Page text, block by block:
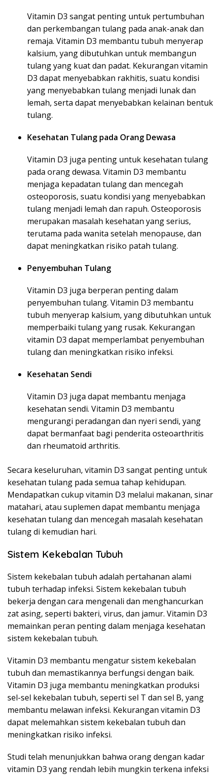
Vitamin D3 sangat penting untuk pertumbuhan
dan perkembangan tulang pada anak-anak dan
remaja. Vitamin D3 membantu tubuh menyerap
kalsium, yang dibutuhkan untuk membangun
tulang yang kuat dan padat. Kekurangan vitamin
D3 dapat menyebabkan rakhitis, suatu kondisi
yang menyebabkan tulang menjadi lunak dan
lemah, serta dapat menyebabkan kelainan bentuk
tulang.
Kesehatan Tulang pada Orang Dewasa
Vitamin D3 juga penting untuk kesehatan tulang
pada orang dewasa. Vitamin D3 membantu
menjaga kepadatan tulang dan mencegah
osteoporosis, suatu kondisi yang menyebabkan
tulang menjadi lemah dan rapuh. Osteoporosis
merupakan masalah kesehatan yang serius,
terutama pada wanita setelah menopause, dan
dapat meningkatkan risiko patah tulang.
Penyembuhan Tulang
Vitamin D3 juga berperan penting dalam
penyembuhan tulang. Vitamin D3 membantu
tubuh menyerap kalsium, yang dibutuhkan untuk
memperbaiki tulang yang rusak. Kekurangan
vitamin D3 dapat memperlambat penyembuhan
tulang dan meningkatkan risiko infeksi.
Kesehatan Sendi
Vitamin D3 juga dapat membantu menjaga
kesehatan sendi. Vitamin D3 membantu
mengurangi peradangan dan nyeri sendi, yang
dapat bermanfaat bagi penderita osteoarthritis
dan rheumatoid arthritis.
Secara keseluruhan, vitamin D3 sangat penting untuk
kesehatan tulang pada semua tahap kehidupan.
Mendapatkan cukup vitamin D3 melalui makanan, sinar
matahari, atau suplemen dapat membantu menjaga
kesehatan tulang dan mencegah masalah kesehatan
tulang di kemudian hari.
Sistem Kekebalan Tubuh
Sistem kekebalan tubuh adalah pertahanan alami
tubuh terhadap infeksi. Sistem kekebalan tubuh
bekerja dengan cara mengenali dan menghancurkan
zat asing, seperti bakteri, virus, dan jamur. Vitamin D3
memainkan peran penting dalam menjaga kesehatan
sistem kekebalan tubuh.
Vitamin D3 membantu mengatur sistem kekebalan
tubuh dan memastikannya berfungsi dengan baik.
Vitamin D3 juga membantu meningkatkan produksi
sel-sel kekebalan tubuh, seperti sel T dan sel B, yang
membantu melawan infeksi. Kekurangan vitamin D3
dapat melemahkan sistem kekebalan tubuh dan
meningkatkan risiko infeksi.
Studi telah menunjukkan bahwa orang dengan kadar
vitamin D3 yang rendah lebih mungkin terkena infeksi